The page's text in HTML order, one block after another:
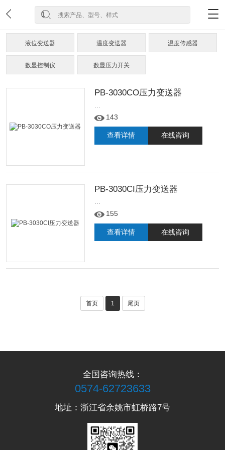
液位变送器 温度变送器 温度传感器
数显控制仪 数显压力开关
PB-3030CO压力变送器
143
查看详情 在线咨询
PB-3030CI压力变送器
155
查看详情 在线咨询
首页 1 尾页
全国咨询热线：
0574-62723633
地址：浙江省余姚市虹桥路7号